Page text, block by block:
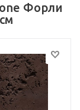
Форли